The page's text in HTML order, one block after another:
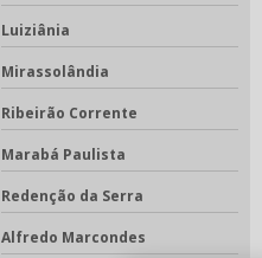
Luiziânia
Mirassolândia
Ribeirão Corrente
Marabá Paulista
Redenção da Serra
Alfredo Marcondes